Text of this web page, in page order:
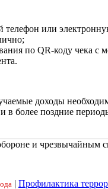
телефон или
по QR-коду чека с
доходы
в более поздние
и чрезвычайным
| Профилактика